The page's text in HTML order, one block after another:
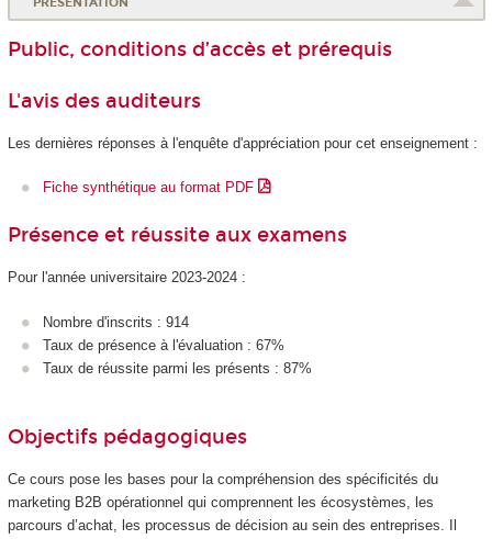
PRÉSENTATION
Public, conditions d’accès et prérequis
L'avis des auditeurs
Les dernières réponses à l'enquête d'appréciation pour cet enseignement :
Fiche synthétique au format PDF
Présence et réussite aux examens
Pour l'année universitaire 2023-2024 :
Nombre d'inscrits : 914
Taux de présence à l'évaluation : 67%
Taux de réussite parmi les présents : 87%
Objectifs pédagogiques
Ce cours pose les bases pour la compréhension des spécificités du
marketing B2B opérationnel qui comprennent les écosystèmes, les
parcours d’achat, les processus de décision au sein des entreprises. Il